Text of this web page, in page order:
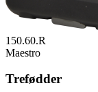
150.60.R
Maestro
Trefødder